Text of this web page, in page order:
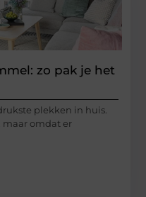
zo pak je het
plekken in huis.
maar omdat er